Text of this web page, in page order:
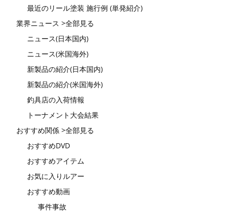
最近のリール塗装 施行例 (単発紹介)
業界ニュース >全部見る
ニュース(日本国内)
ニュース(米国海外)
新製品の紹介(日本国内)
新製品の紹介(米国海外)
釣具店の入荷情報
トーナメント大会結果
おすすめ関係 >全部見る
おすすめDVD
おすすめアイテム
お気に入りルアー
おすすめ動画
事件事故